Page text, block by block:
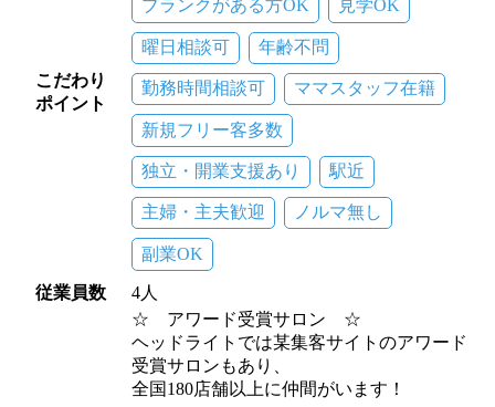
こだわり
ポイント
ブランクがある方OK 見学OK
曜日相談可 年齢不問
勤務時間相談可 ママスタッフ在籍
新規フリー客多数
独立・開業支援あり 駅近
主婦・主夫歓迎 ノルマ無し
副業OK
従業員数 4人
☆ アワード受賞サロン ☆
ヘッドライトでは某集客サイトのアワード
受賞サロンもあり、
全国180店舗以上に仲間がいます！